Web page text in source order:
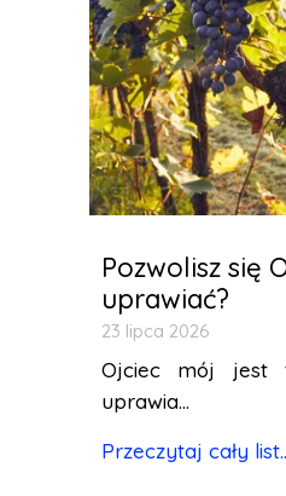
Pozwolisz się
uprawiać?
23 lipca 2026
Ojciec mój jest
uprawia...
Przeczytaj cały